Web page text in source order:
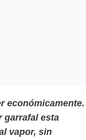
económicamente.
garrafal esta
vapor, sin